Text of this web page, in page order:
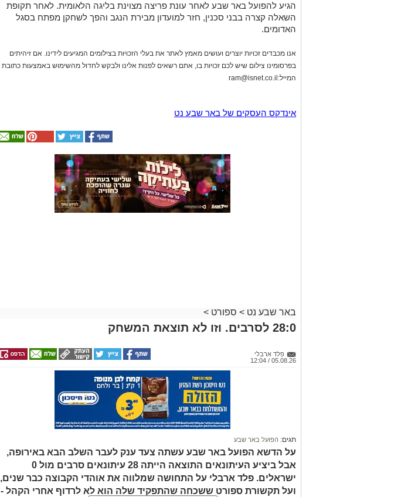
הגיע להפועל באר שבע לאחר עונת פריצה מצוינת בליגה הלאומית. לאחר תקופת
השאלה קצרה בבני סכנין, חזר למועדון מבירת הנגב והפך לשחקן מפתח בסגל
האדומים.
אנו מכבדים זכויות יוצרים ועושים מאמץ לאתר את בעלי הזכויות בצילומים המגיעים לידינו. אם זיהיתים
בפרסומינו צילום שיש לכם זכויות בו, אתם רשאים לפנות אלינו ולבקש לחדול מהשימוש באמצעות כתובת
המייל: ram@isnet.co.il
אינדקס העסקים של באר שבע נט
באר שבע נט > ספורט >
28:0 לסרבים. וזו לא תוצאת המשחק
פלד ארבלי
05.08.26 / 12:04
תגים: הפועל באר שבע
על הדשא הפועל באר שבע עשתה צעד ענק לעבר השלב הבא באירופה,
אבל ביציע העיתונאים התוצאה הייתה 28 עיתונאים סרבים מול 0
ישראלים. פלד ארבלי על התחושה שמלווה את אוהדי הקבוצה כבר שנים,
ועל תקשורת ספורט ששכחה שהתפקיד שלה הוא לא לרדוף אחרי הקהל -